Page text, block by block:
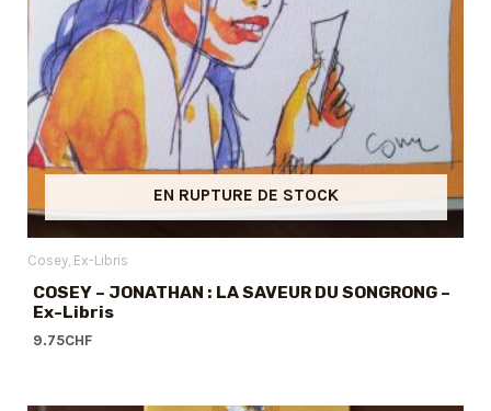
EN RUPTURE DE STOCK
Cosey Ex-Libris
COSEY – JONATHAN : LA SAVEUR DU SONGRONG –
Ex-Libris
9.75CHF